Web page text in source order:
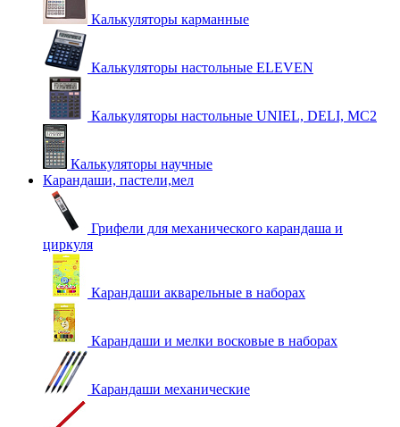
Калькуляторы карманные
Калькуляторы настольные ELEVEN
Калькуляторы настольные UNIEL, DELI, MC2
Калькуляторы научные
Карандаши, пастели,мел
Грифели для механического карандаша и
циркуля
Карандаши акварельные в наборах
Карандаши и мелки восковые в наборах
Карандаши механические